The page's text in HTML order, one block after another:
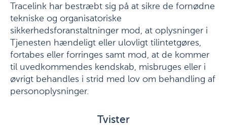
Tracelink har bestræbt sig på at sikre de fornødne
tekniske og organisatoriske
sikkerhedsforanstaltninger mod, at oplysninger i
Tjenesten hændeligt eller ulovligt tilintetgøres,
fortabes eller forringes samt mod, at de kommer
til uvedkommendes kendskab, misbruges eller i
øvrigt behandles i strid med lov om behandling af
personoplysninger.
Tvister